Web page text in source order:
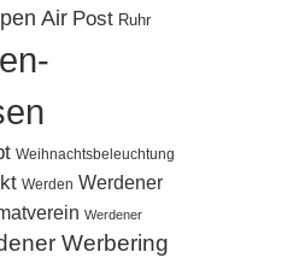
Air Post Ruhr
Weihnachtsbeleuchtung
Werden Werdener
Werdener
Werbering